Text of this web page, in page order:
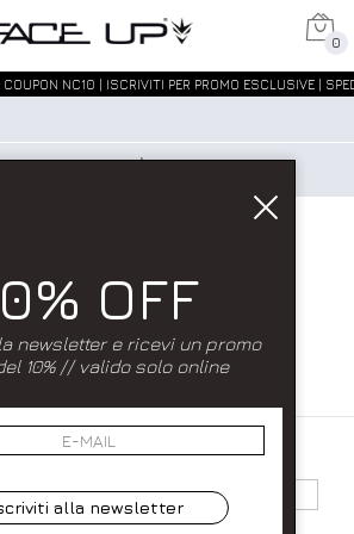
0
NC10 | ISCRIVITI PER PROMO ESCLUSIVE |
DONNA⟩CAPPELLI DONNA
DONNA
OFF
newsletter e ricevi un promo
10% // valido solo online
alla newsletter